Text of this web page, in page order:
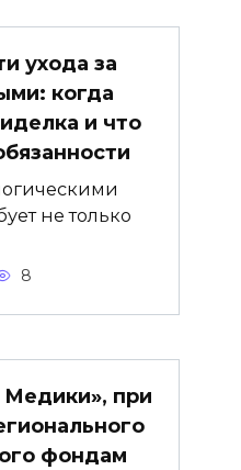
ухода за
когда
и что
не только
8
при
фондам